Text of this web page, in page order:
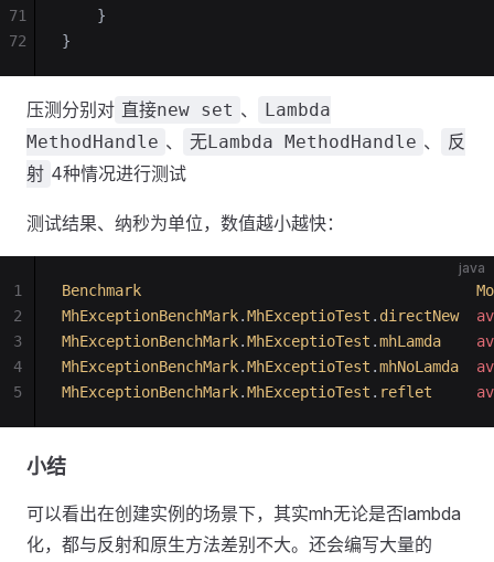
    }
}
71
72
压测分别对 直接new set 、
Lambda
MethodHandle 、 无Lambda MethodHandle 、
反
射 4种情况进行测试
测试结果、纳秒为单位，数值越小越快：
java
Benchmark
MhExceptionBenchMark.MhExceptioTest . directNew
MhExceptionBenchMark.MhExceptioTest .mhLamda
MhExceptionBenchMark.MhExceptioTest .mhNoLamda
MhExceptionBenchMark.MhExceptioTest . reflet
1
2
3
4
5
小结
可以看出在创建实例的场景下，其实mh无论是否lambda
化，都与反射和原生方法差别不大。还会编写大量的